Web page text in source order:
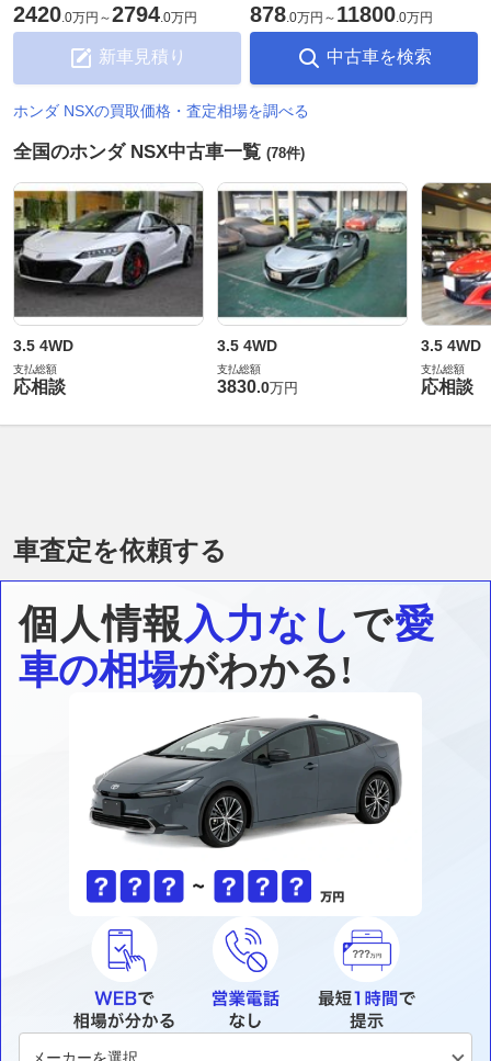
2420.0万円 ～2794.0万円
新車見積り
878.0万円 ～ 11800.0万円
中古車を検索
ホンダ NSXの買取価格・査定相場を調べる
全国のホンダ NSX中古車一覧 (78件)
3.5 4WD
支払総額
応相談
3.5 4WD
支払総額
3830.0万円
3.5 4WD
支払総額
応相談
車査定を依頼する
個人情報入力なしで愛
車の相場がわかる!